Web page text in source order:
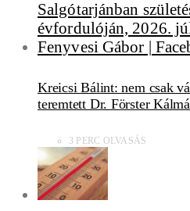
Kreicsi Bálint: nem csak
teremtett Dr. Förster
3 PERC OLVASÁS